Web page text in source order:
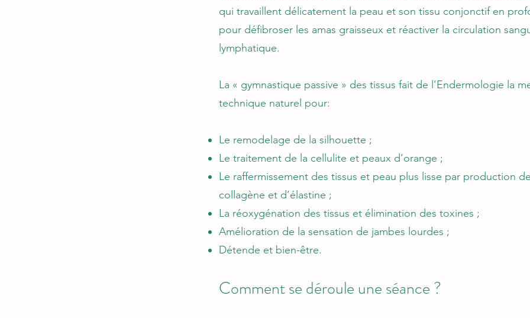
qui travaillent délicatement la peau et son tissu conjonctif en
pour défibroser les amas graisseux et réactiver la circulation
lymphatique.
La « gymnastique passive » des tissus fait de l’Endermologie la
technique naturel pour:
Le remodelage de la silhouette ;
Le traitement de la cellulite et peaux d’orange ;
Le raffermissement des tissus et peau plus lisse par production de
collagène et d’élastine ;
La réoxygénation des tissus et élimination des toxines ;
Amélioration de la sensation de jambes lourdes ;
Détende et bien-être.
Comment se déroule une séance ?